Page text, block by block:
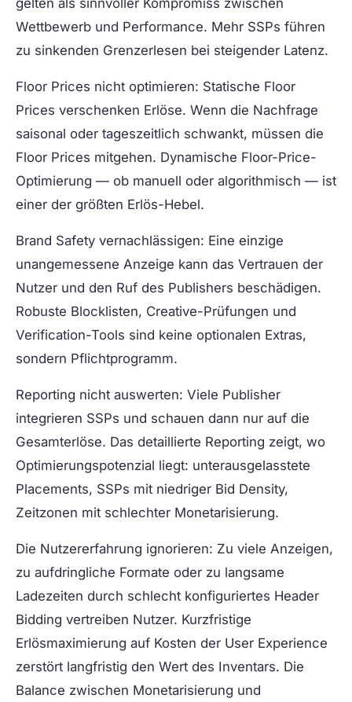
Wettbewerb und Performance. Mehr SSPs führen
zu sinkenden Grenzerlesen bei steigender Latenz.
Floor Prices nicht optimieren: Statische Floor
Prices verschenken Erlöse. Wenn die Nachfrage
saisonal oder tageszeitlich schwankt, müssen die
Floor Prices mitgehen. Dynamische Floor-Price-
Optimierung — ob manuell oder algorithmisch — ist
einer der größten Erlös-Hebel.
Brand Safety vernachlässigen: Eine einzige
unangemessene Anzeige kann das Vertrauen der
Nutzer und den Ruf des Publishers beschädigen.
Robuste Blocklisten, Creative-Prüfungen und
Verification-Tools sind keine optionalen Extras,
sondern Pflichtprogramm.
Reporting nicht auswerten: Viele Publisher
integrieren SSPs und schauen dann nur auf die
Gesamterlöse. Das detaillierte Reporting zeigt, wo
Optimierungspotenzial liegt: unterausgelasstete
Placements, SSPs mit niedriger Bid Density,
Zeitzonen mit schlechter Monetarisierung.
Die Nutzererfahrung ignorieren: Zu viele Anzeigen,
zu aufdringliche Formate oder zu langsame
Ladezeiten durch schlecht konfiguriertes Header
Bidding vertreiben Nutzer. Kurzfristige
Erlösmaximierung auf Kosten der User Experience
zerstört langfristig den Wert des Inventars. Die
Balance zwischen Monetarisierung und